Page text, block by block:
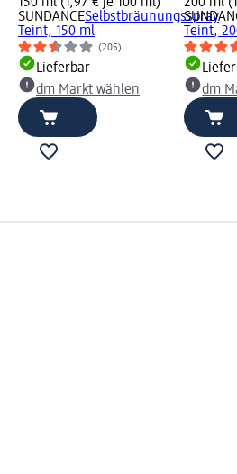
SUNDANCESelbstbräunungsspray
Teint, 150 ml
(205)
Lieferbar
dm Markt wählen
Teint,
dm